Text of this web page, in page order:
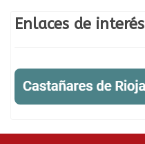
Enlaces de interés